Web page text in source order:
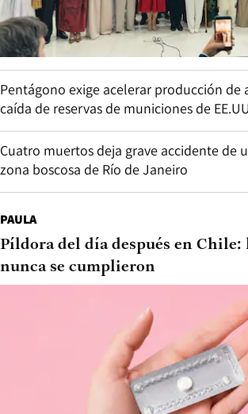
Pentágono exige acelerar producción de
caída de reservas de municiones de
Cuatro muertos deja grave accidente de
zona boscosa de Río de Janeiro
PAULA
Píldora del día después en Chile:
nunca se cumplieron